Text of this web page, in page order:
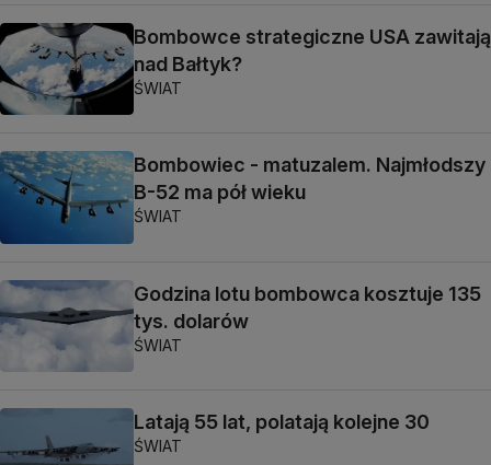
Bombowce strategiczne USA zawitają
nad Bałtyk?
ŚWIAT
Bombowiec - matuzalem. Najmłodszy
B-52 ma pół wieku
ŚWIAT
Godzina lotu bombowca kosztuje 135
tys. dolarów
ŚWIAT
Latają 55 lat, polatają kolejne 30
ŚWIAT